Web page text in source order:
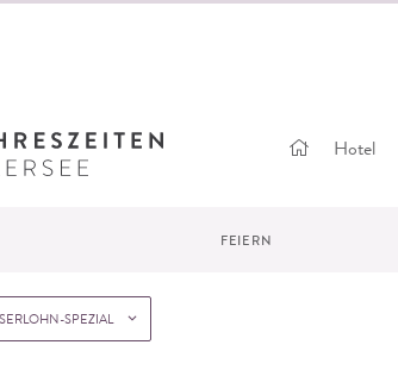
Startseite
Hotel
FEIERN
SPEZIAL